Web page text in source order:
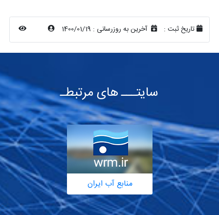
تاریخ ثبت : آخرین به روزرسانی : 1400/01/19
سایتـــ های مرتبطـ
منابع آب ایران